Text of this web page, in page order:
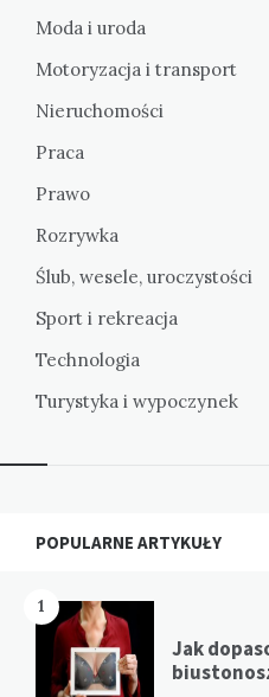
Moda i uroda
Motoryzacja i transport
Nieruchomości
Praca
Prawo
Rozrywka
Ślub, wesele, uroczystości
Sport i rekreacja
Technologia
Turystyka i wypoczynek
Widgets
POPULARNE ARTYKUŁY
1
Jak